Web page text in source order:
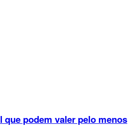
que podem valer pelo menos